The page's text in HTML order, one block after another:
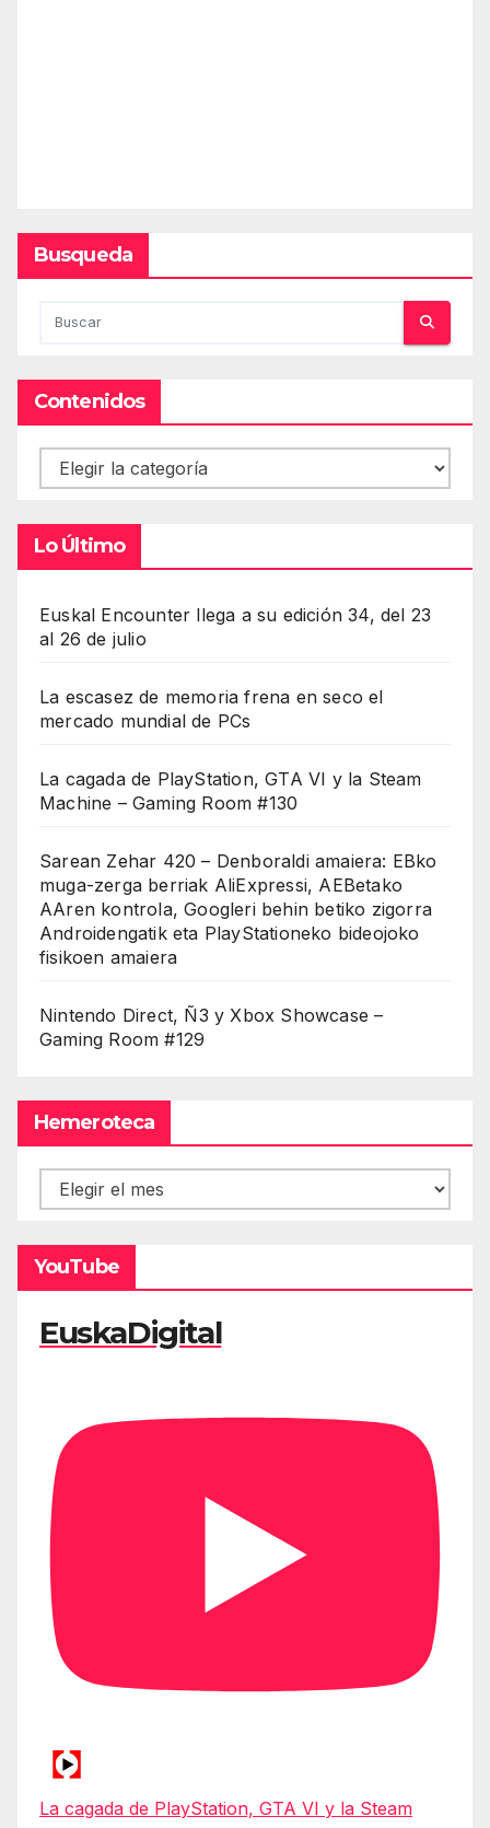
Busqueda
Contenidos
Contenidos
Lo Último
Euskal Encounter llega a su edición 34, del 23
al 26 de julio
La escasez de memoria frena en seco el
mercado mundial de PCs
La cagada de PlayStation, GTA VI y la Steam
Machine – Gaming Room #130
Sarean Zehar 420 – Denboraldi amaiera: EBko
muga-zerga berriak AliExpressi, AEBetako
AAren kontrola, Googleri behin betiko zigorra
Androidengatik eta PlayStationeko bideojoko
fisikoen amaiera
Nintendo Direct, Ñ3 y Xbox Showcase –
Gaming Room #129
Hemeroteca
Hemeroteca
YouTube
EuskaDigital
La cagada de PlayStation, GTA VI y la Steam